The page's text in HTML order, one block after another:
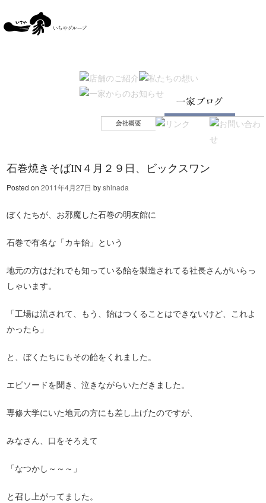
Menu
SKIP TO CONTENT
石巻焼きそばIN４月２９日、ビックスワン
Posted on2011年4月27日 byshinada
ぼくたちが、お邪魔した石巻の明友館に
石巻で有名な「カキ飴」という
地元の方はだれでも知っている飴を製造されてる社長さんがいらっ
しゃいます。
「工場は流されて、もう、飴はつくることはできないけど、これよ
かったら」
と、ぼくたちにもその飴をくれました。
エピソードを聞き、泣きながらいただきました。
専修大学にいた地元の方にも差し上げたのですが、
みなさん、口をそろえて
「なつかし～～～」
と召し上がってました。